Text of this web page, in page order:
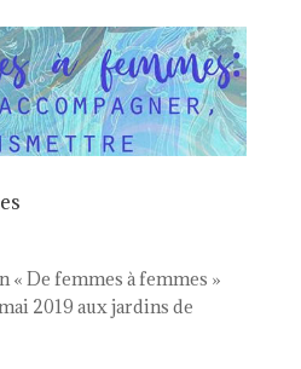
« De femmes à femmes »
2019 aux jardins de